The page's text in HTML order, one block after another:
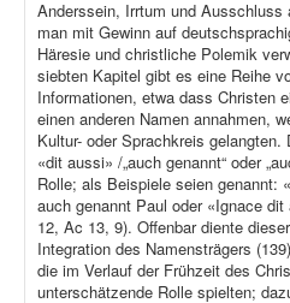
Anderssein, Irrtum und Ausschluss
man mit Gewinn auf
Häresie und christliche Polemik
siebten Kapitel gibt es eine Reihe
Informationen, etwa dass Christen
einen anderen Namen annahmen,
Kultur- oder Sprachkreis
«dit aussi» /„auch genannt“ oder
Rolle; als Beispiele seien genannt:
auch genannt Paul oder «Ignace
12, Ac 13, 9). Offenbar diente
Integration des Namensträgers
die im Verlauf der Frühzeit des
unterschätzende Rolle spielten;